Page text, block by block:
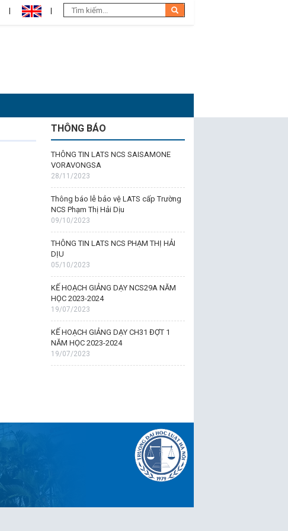
THÔNG BÁO
THÔNG TIN LATS NCS SAISAMONE
VORAVONGSA
28/11/2023
Thông báo lễ bảo vệ LATS cấp Trường
NCS Phạm Thị Hải Dịu
09/10/2023
THÔNG TIN LATS NCS PHẠM THỊ HẢI
DỊU
05/10/2023
KẾ HOẠCH GIẢNG DẠY NCS29A NĂM
HỌC 2023-2024
19/07/2023
KẾ HOẠCH GIẢNG DẠY CH31 ĐỢT 1
NĂM HỌC 2023-2024
19/07/2023